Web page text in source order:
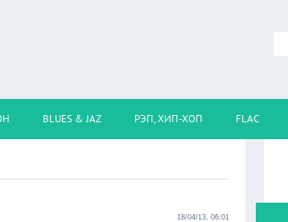
BLUES & JAZ РЭП, ХИП-ХОП FLAC
18/04/13, 06:01